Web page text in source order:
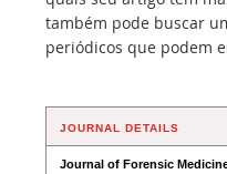
também pode buscar
periódicos que podem
JOURNAL DETAILS
Journal of Forensic